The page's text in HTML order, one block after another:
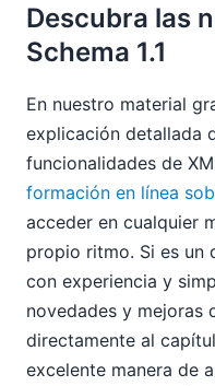
Descubra las
Schema 1.1
En nuestro material
explicación detallada
funcionalidades de
formación en línea
acceder en cualquier
propio ritmo. Si es un
con experiencia y
novedades y mejoras
directamente al
excelente manera de